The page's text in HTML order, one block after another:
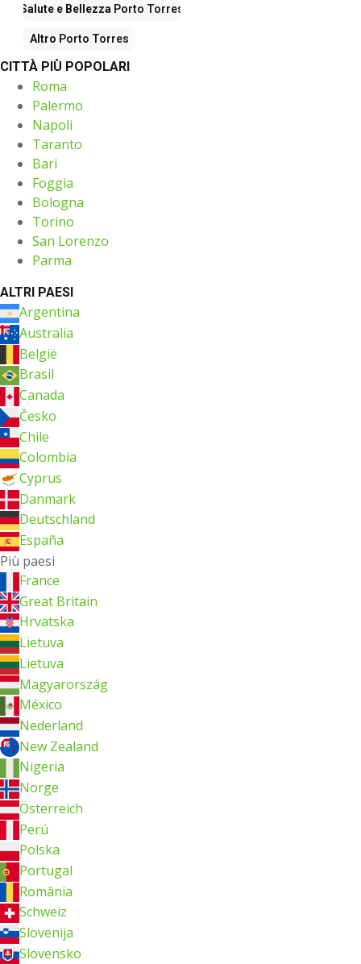
Salute e Bellezza Porto Torres
Altro Porto Torres
CITTÀ PIÙ POPOLARI
Roma
Palermo
Napoli
Taranto
Bari
Foggia
Bologna
Torino
San Lorenzo
Parma
ALTRI PAESI
Argentina
Australia
België
Brasil
Canada
Česko
Chile
Colombia
Cyprus
Danmark
Deutschland
España
Più paesi
France
Great Britain
Hrvatska
Lietuva
Lietuva
Magyarország
México
Nederland
New Zealand
Nigeria
Norge
Österreich
Perú
Polska
Portugal
România
Schweiz
Slovenija
Slovensko